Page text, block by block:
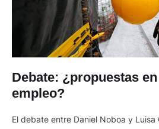
Debate: ¿propuestas
empleo?
El debate entre Daniel Noboa y